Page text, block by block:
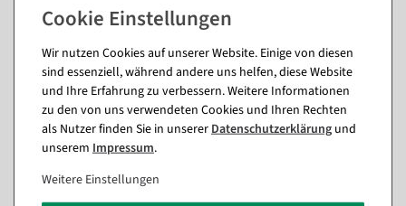
Passende Artikel zu diesem Produkt
(8)
Wir nutzen Cookies auf unserer Website. Einige von diesen
sind essenziell, während andere uns helfen, diese Website
und Ihre Erfahrung zu verbessern. Weitere Informationen
zu den von uns verwendeten Cookies und Ihren Rechten
als Nutzer finden Sie in unsererDaten­schutz­erklärung und
unserem Impressum.
Weitere Einstellungen